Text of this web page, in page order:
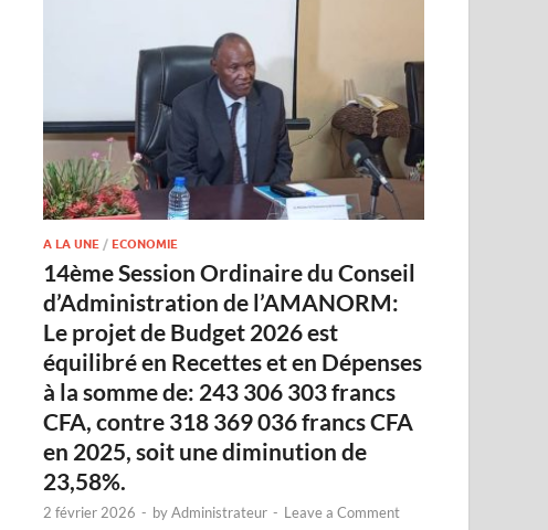
A LA UNE /ECONOMIE
14ème Session Ordinaire du Conseil
d’Administration de l’AMANORM:
Le projet de Budget 2026 est
équilibré en Recettes et en Dépenses
à la somme de: 243 306 303 francs
CFA, contre 318 369 036 francs CFA
en 2025, soit une diminution de
23,58%.
2 février 2026 - byAdministrateur - Leave a Comment